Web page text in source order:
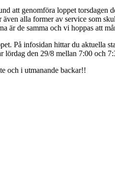
att genomföra loppet torsdagen
även alla former av service som
är de samma och vi hoppas att
På infosidan hittar du aktuella
lördag den 29/8 mellan 7:00 och
och i utmanande backar!!